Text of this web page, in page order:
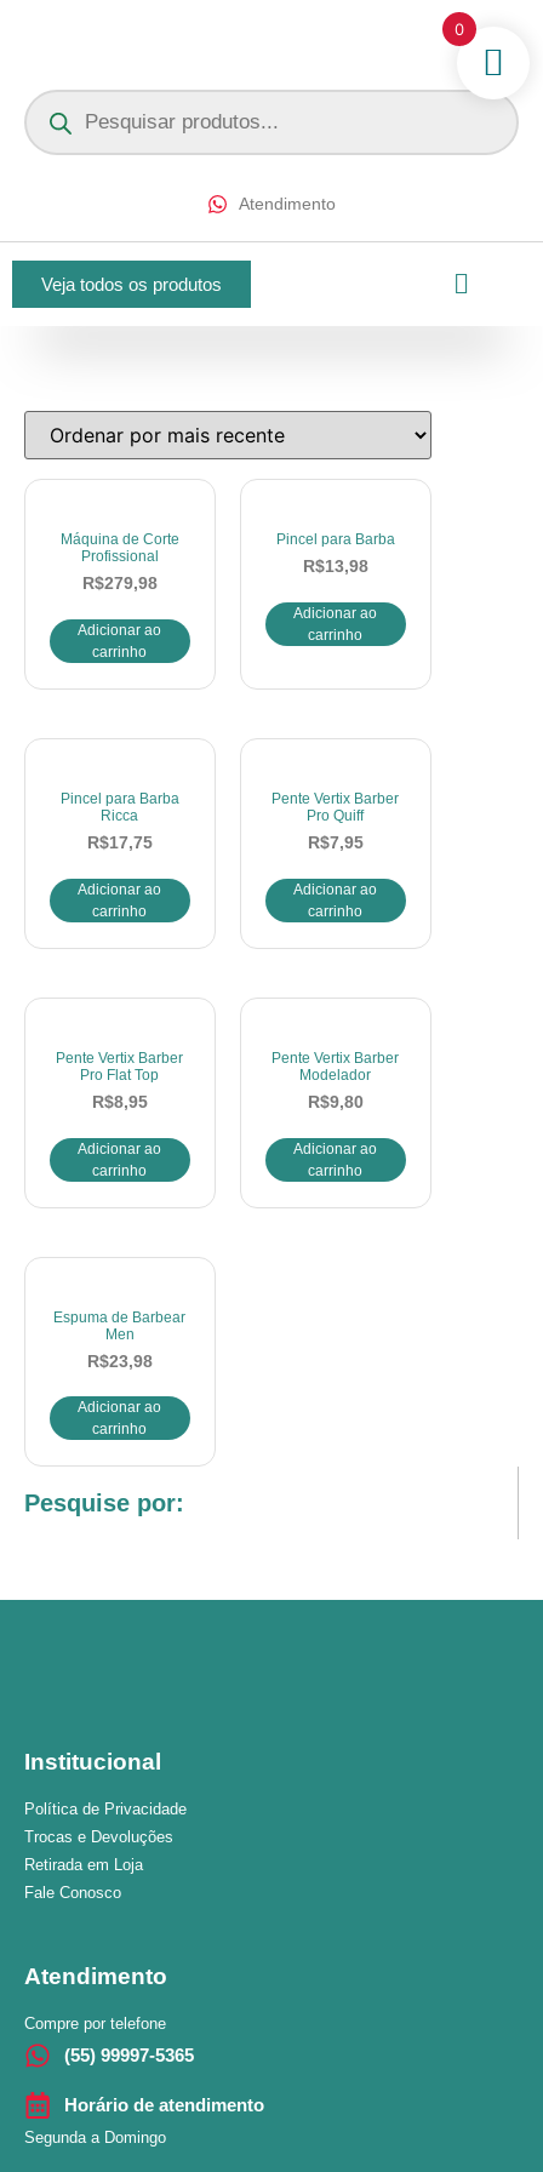
Atendimento
Veja todos os produtos
Pesquise por:
Máquina de Corte
Profissional
R$279,98
Adicionar ao
carrinho
Pincel para Barba
R$13,98
Adicionar ao
carrinho
Pincel para Barba
Ricca
R$17,75
Adicionar ao
carrinho
Pente Vertix Barber
Pro Quiff
R$7,95
Adicionar ao
carrinho
Pente Vertix Barber
Pro Flat Top
R$8,95
Adicionar ao
carrinho
Pente Vertix Barber
Modelador
R$9,80
Adicionar ao
carrinho
Espuma de Barbear
Men
R$23,98
Adicionar ao
carrinho
Institucional
Política de Privacidade
Trocas e Devoluções
Retirada em Loja
Fale Conosco
Atendimento
Compre por telefone
(55) 99997-5365
Horário de atendimento
Segunda a Domingo
0